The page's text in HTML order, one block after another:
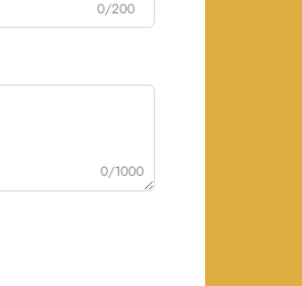
0/200
0/1000